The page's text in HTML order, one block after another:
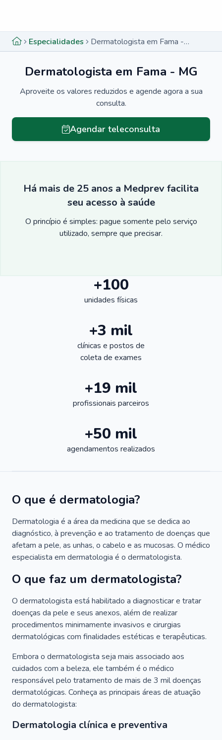
Especialidades Dermatologista em Fama - MG
Dermatologista em Fama - MG
Aproveite os valores reduzidos e agende agora a sua
consulta.
Agendar teleconsulta
Há mais de 25 anos a Medprev facilita
seu acesso à saúde
O princípio é simples: pague somente pelo serviço
utilizado, sempre que precisar.
+100
unidades físicas
+3 mil
clínicas e postos de
coleta de exames
+19 mil
profissionais parceiros
+50 mil
agendamentos realizados
O que é dermatologia?
Dermatologia é a área da medicina que se dedica ao
diagnóstico, à prevenção e ao tratamento de doenças que
afetam a pele, as unhas, o cabelo e as mucosas. O médico
especialista em dermatologia é o dermatologista.
O que faz um dermatologista?
O dermatologista está habilitado a diagnosticar e tratar
doenças da pele e seus anexos, além de realizar
procedimentos minimamente invasivos e cirurgias
dermatológicas com finalidades estéticas e terapêuticas.
Embora o dermatologista seja mais associado aos
cuidados com a beleza, ele também é o médico
responsável pelo tratamento de mais de 3 mil doenças
dermatológicas. Conheça as principais áreas de atuação
do dermatologista:
Dermatologia clínica e preventiva